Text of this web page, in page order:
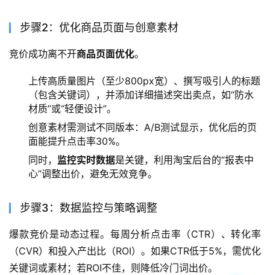
步骤2：优化商品页面与创意素材
竞价成功离不开商品页面优化。
上传高质量图片（至少800px宽）、撰写吸引人的标题
（包含关键词），并添加详细描述突出卖点，如“防水
材质”或“轻便设计”。
创意素材需测试不同版本：A/B测试显示，优化后的页
面能提升点击率30%。
同时， 监控实时数据是关键，利用淘宝后台的“报表中
心”调整出价，避免无效竞争。
步骤3：数据监控与策略调整
爆款竞价是动态过程。每周分析点击率（CTR）、转化率
（CVR）和投入产出比（ROI）。如果CTR低于5%，需优化
关键词或素材；若ROI不佳，则降低冷门词出价。